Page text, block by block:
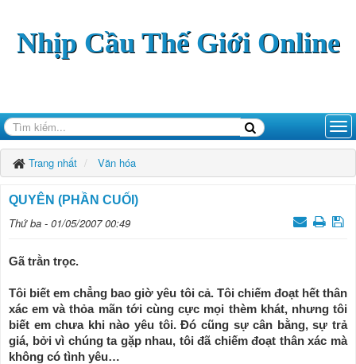
Nhịp Cầu Thế Giới Online
Trang nhất Văn hóa
QUYÊN (PHẦN CUỐI)
Thứ ba - 01/05/2007 00:49
Gã trằn trọc.
Tôi biết em chẳng bao giờ yêu tôi cả. Tôi chiếm đoạt hết thân
xác em và thỏa mãn tới cùng cực mọi thèm khát, nhưng tôi
biết em chưa khi nào yêu tôi. Đó cũng sự cân bằng, sự trả
giá, bởi vì chúng ta gặp nhau, tôi đã chiếm đoạt thân xác mà
không có tình yêu…